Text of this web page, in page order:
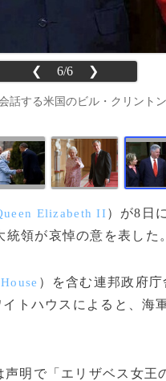
❮ 6/6 ❯
話する米国のビル・クリント
Elizabeth II）が8日
統領が哀悼の意を表した。
）を含む連邦政府
トハウスによると、海
声明で「エリザベス女王